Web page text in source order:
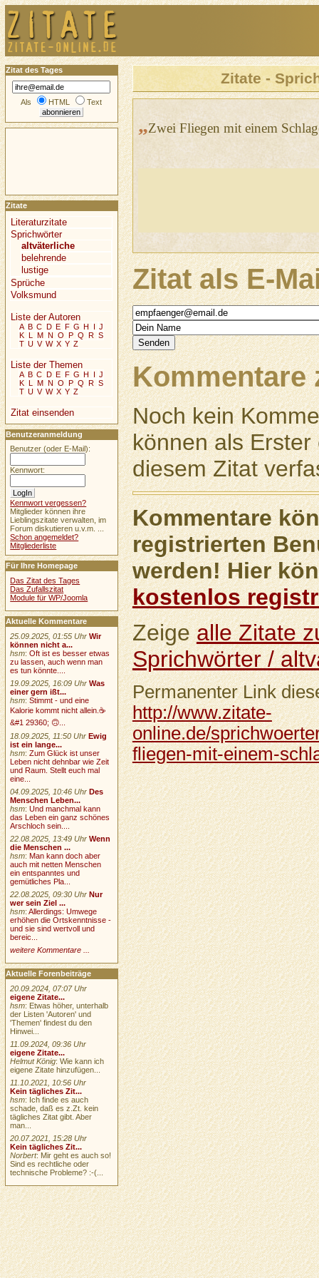
Zitate -
„Zwei Fliegen mit einem
Zitat als E-
Kommentare
Noch kein
können als
diesem Zitat
Kommentare
registrierten
werden! Hier
kostenlos
Zeigealle Zitate
Sprichwörter /
Permanenter Link
http://www.zitate-
online.de/
fliegen-mit-einem-
Zitat des Tages
Als HTML Text
Zitate
Literaturzitate
Sprichwörter
altväterliche
belehrende
lustige
Sprüche
Volksmund
Liste der Autoren
A B C D E F G H I J
K L M N O P Q R S
T U V W X Y Z
Liste der Themen
A B C D E F G H I J
K L M N O P Q R S
T U V W X Y Z
Zitat einsenden
Benutzeranmeldung
Benutzer (oder E-Mail):
Kennwort:
Kennwort vergessen?
Mitglieder können ihre
Lieblingszitate verwalten, im
Forum diskutieren u.v.m. ...
Schon angemeldet?
Mitgliederliste
Für Ihre Homepage
Das Zitat des Tages
Das Zufallszitat
Module für WP/Joomla
Aktuelle Kommentare
25.09.2025, 01:55 Uhr Wir
können nicht a...
hsm:Oft ist es besser etwas
zu lassen, auch wenn man
es tun könnte....
19.09.2025, 16:09 Uhr Was
einer gern ißt...
hsm:Stimmt - und eine
Kalorie kommt nicht allein.☕
&#1 29360; 🙃...
18.09.2025, 11:50 Uhr Ewig
ist ein lange...
hsm:Zum Glück ist unser
Leben nicht dehnbar wie Zeit
und Raum. Stellt euch mal
eine...
04.09.2025, 10:46 Uhr Des
Menschen Leben...
hsm:Und manchmal kann
das Leben ein ganz schönes
Arschloch sein....
22.08.2025, 13:49 Uhr Wenn
die Menschen ...
hsm:Man kann doch aber
auch mit netten Menschen
ein entspanntes und
gemütliches Pla...
22.08.2025, 09:30 Uhr Nur
wer sein Ziel ...
hsm:Allerdings: Umwege
erhöhen die Ortskenntnisse -
und sie sind wertvoll und
bereic...
weitere Kommentare ...
Aktuelle Forenbeiträge
20.09.2024, 07:07 Uhr
eigene Zitate...
hsm: Etwas höher, unterhalb
der Listen 'Autoren' und
'Themen' findest du den
Hinwei...
11.09.2024, 09:36 Uhr
eigene Zitate...
Helmut König: Wie kann ich
eigene Zitate hinzufügen...
11.10.2021, 10:56 Uhr
Kein tägliches Zit...
hsm: Ich finde es auch
schade, daß es z.Zt. kein
tägliches Zitat gibt. Aber
man...
20.07.2021, 15:28 Uhr
Kein tägliches Zit...
Norbert: Mir geht es auch so!
Sind es rechtliche oder
technische Probleme? :-(...